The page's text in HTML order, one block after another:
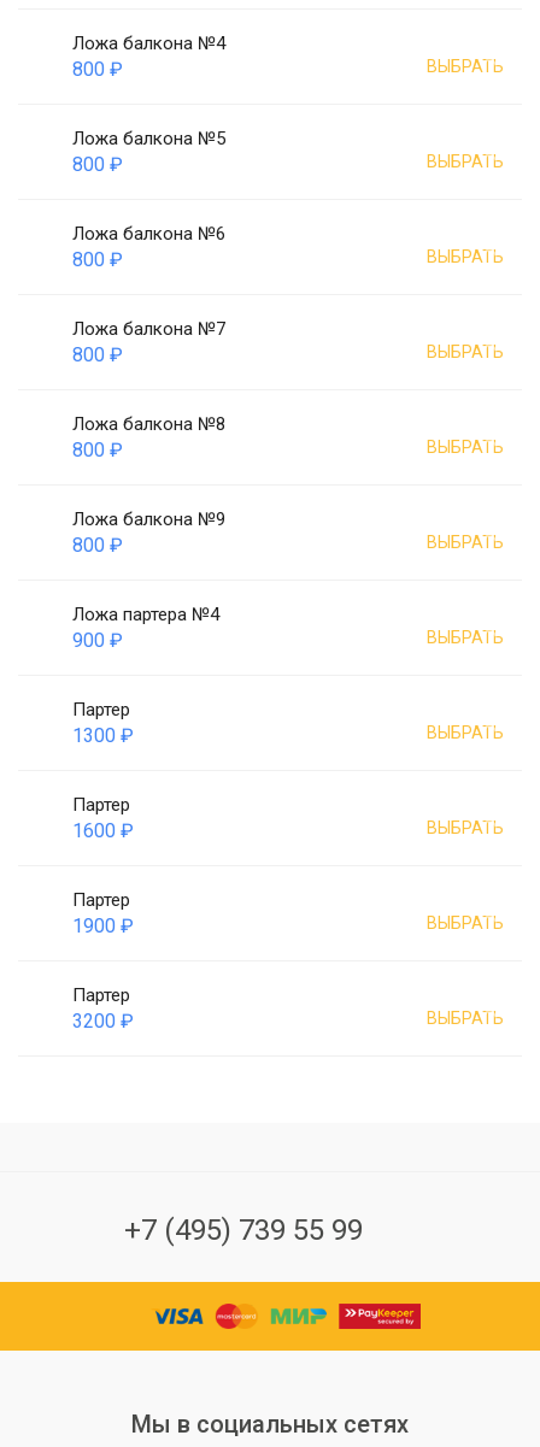
Ложа балкона №4
800 ₽ ВЫБРАТЬ
Ложа балкона №5
800 ₽ ВЫБРАТЬ
Ложа балкона №6
800 ₽ ВЫБРАТЬ
Ложа балкона №7
800 ₽ ВЫБРАТЬ
Ложа балкона №8
800 ₽ ВЫБРАТЬ
Ложа балкона №9
800 ₽ ВЫБРАТЬ
Ложа партера №4
900 ₽ ВЫБРАТЬ
Партер
1300 ₽ ВЫБРАТЬ
Партер
1600 ₽ ВЫБРАТЬ
Партер
1900 ₽ ВЫБРАТЬ
Партер
3200 ₽ ВЫБРАТЬ
+7 (495) 739 55 99
Мы в социальных сетях